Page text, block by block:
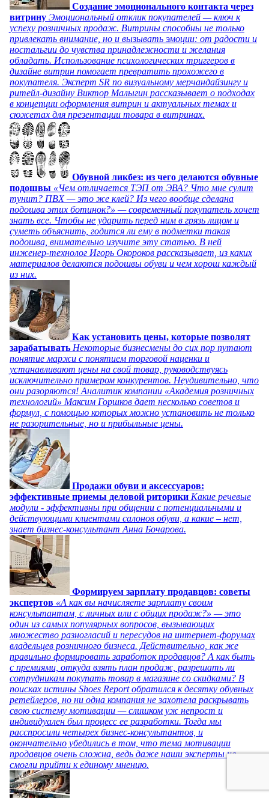
Создание эмоционального контакта через
витрину Эмоциональный отклик покупателей — ключ к
успеху розничных продаж. Витрины способны не только
привлекать внимание, но и вызывать эмоции: от радости и
ностальгии до чувства принадлежности и желания
обладать. Использование психологических триггеров в
дизайне витрин помогает превратить прохожего в
покупателя. Эксперт SR по визуальному мерчандайзингу и
ритейл-дизайну Виктор Малыгин рассказывает о подходах
в концепции оформления витрин и актуальных темах и
сюжетах для презентации товара в витринах.
Обувной ликбез: из чего делаются обувные
подошвы «Чем отличается ТЭП от ЭВА? Что мне сулит
тунит? ПВХ — это же клей? Из чего вообще сделана
подошва этих ботинок?» — современный покупатель хочет
знать все. Чтобы не ударить перед ним в грязь лицом и
суметь объяснить, годится ли ему в подметки такая
подошва, внимательно изучите эту статью. В ней
инженер-технолог Игорь Окороков рассказывает, из каких
материалов делаются подошвы обуви и чем хорош каждый
из них.
Как установить цены, которые позволят
зарабатывать Некоторые бизнесмены до сих пор путают
понятие маржи с понятием торговой наценки и
устанавливают цены на свой товар, руководствуясь
исключительно примером конкурентов. Неудивительно, что
они разоряются! Аналитик компании «Академия розничных
технологий» Максим Горшков дает несколько советов и
формул, с помощью которых можно установить не только
не разорительные, но и прибыльные цены.
Продажи обуви и аксессуаров:
эффективные приемы деловой риторики Какие речевые
модули - эффективны при общении с потенциальными и
действующими клиентами салонов обуви, а какие – нет,
знает бизнес-консультант Анна Бочарова.
Формируем зарплату продавцов: советы
экспертов «А как вы начисляете зарплату своим
консультантам, с личных или с общих продаж?» — это
один из самых популярных вопросов, вызывающих
множество разногласий и пересудов на интернет-форумах
владельцев розничного бизнеса. Действительно, как же
правильно формировать заработок продавцов? А как быть
с премиями, откуда взять план продаж, разрешать ли
сотрудникам покупать товар в магазине со скидками? В
поисках истины Shoes Report обратился к десятку обувных
ретейлеров, но ни одна компания не захотела раскрывать
свою систему мотивации — слишком уж непрост и
индивидуален был процесс ее разработки. Тогда мы
расспросили четырех бизнес-консультантов, и
окончательно убедились в том, что тема мотивации
продавцов очень сложна, ведь даже наши эксперты не
смогли прийти к единому мнению.